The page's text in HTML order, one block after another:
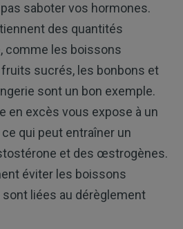
saboter vos hormones.
des quantités
comme les boissons
sucrés, les bonbons et
sont un bon exemple.
en excès vous expose à un
qui peut entraîner un
et des œstrogènes.
éviter les boissons
liées au dérèglement